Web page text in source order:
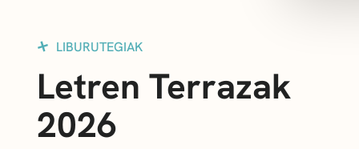
LIBURUTEGIAK
Letren Terrazak
2026